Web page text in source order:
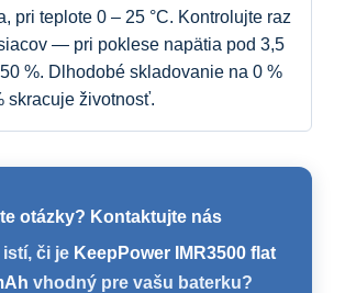
pri teplote 0 – 25 °C. Kontrolujte raz
— pri poklese napätia pod 3,5
%. Dlhodobé skladovanie na 0 %
skracuje životnosť.
otázky? Kontaktujte nás
istí, či je KeepPower IMR3500 flat
vhodný pre vašu baterku?